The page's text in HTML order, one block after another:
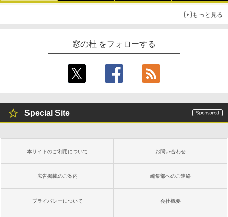
もっと見る
窓の杜 をフォローする
Special Site
本サイトのご利用について お問い合わせ
広告掲載のご案内 編集部へのご連絡
プライバシーについて 会社概要